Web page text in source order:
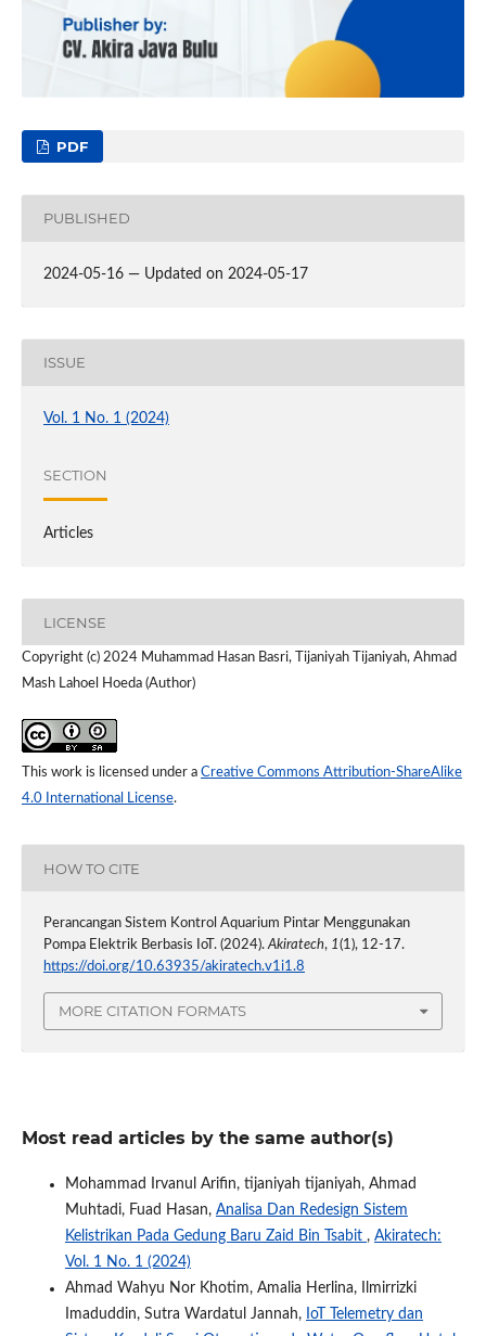
PDF
PUBLISHED
2024-05-16 — Updated on 2024-05-17
ISSUE
Vol. 1 No. 1 (2024)
SECTION
Articles
LICENSE
Copyright (c) 2024 Muhammad Hasan Basri, Tijaniyah Tijaniyah, Ahmad
Mash Lahoel Hoeda (Author)
This work is licensed under a Creative Commons Attribution-ShareAlike
4.0 International License.
HOW TO CITE
Perancangan Sistem Kontrol Aquarium Pintar Menggunakan
Pompa Elektrik Berbasis IoT. (2024).Akiratech, 1(1), 12-17.
https://doi.org/10.63935/akiratech.v1i1.8
MORE CITATION FORMATS
Most read articles by the same author(s)
Mohammad Irvanul Arifin, tijaniyah tijaniyah, Ahmad
Muhtadi, Fuad Hasan, Analisa Dan Redesign Sistem
Kelistrikan Pada Gedung Baru Zaid Bin Tsabit , Akiratech:
Vol. 1 No. 1 (2024)
Ahmad Wahyu Nor Khotim, Amalia Herlina, Ilmirrizki
Imaduddin, Sutra Wardatul Jannah, IoT Telemetry dan